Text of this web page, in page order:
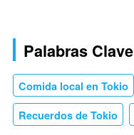
Palabras Clave
Comida local en Tokio
Recuerdos de Tokio